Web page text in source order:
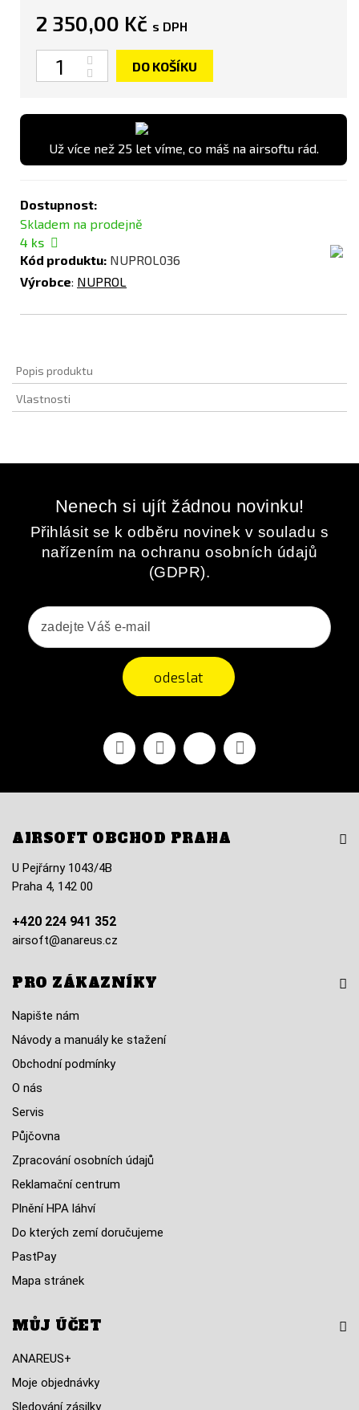
2 350,00 Kč s DPH
Počet
DO KOŠÍKU
Už více než 25 let víme, co máš na airsoftu rád.
Dostupnost:
Skladem na prodejně
4 ks
Kód produktu: NUPROL036
Výrobce: NUPROL
Popis produktu
Vlastnosti
Nenech si ujít žádnou novinku!
Přihlásit se k odběru novinek v souladu s
nařízením na ochranu osobních údajů
(GDPR).
odeslat
FacebookYouTubeVimeo Instagram
AIRSOFT OBCHOD PRAHA
U Pejřárny 1043/4B
Praha 4, 142 00
+420 224 941 352
airsoft@anareus.cz
PRO ZÁKAZNÍKY
Napište nám
Návody a manuály ke stažení
Obchodní podmínky
O nás
Servis
Půjčovna
Zpracování osobních údajů
Reklamační centrum
Plnění HPA láhví
Do kterých zemí doručujeme
PastPay
Mapa stránek
MŮJ ÚČET
ANAREUS+
Moje objednávky
Sledování zásilky